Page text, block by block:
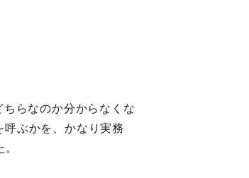
らなのか分からなくな
ぶかを、かなり実務